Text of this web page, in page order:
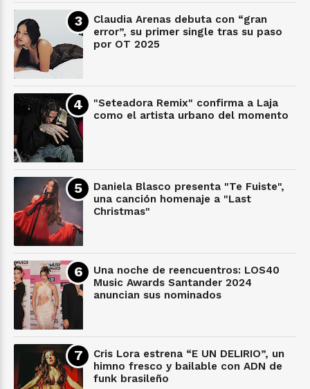
Claudia Arenas debuta con “gran
error”, su primer single tras su paso
por OT 2025
"Seteadora Remix" confirma a Laja
como el artista urbano del momento
Daniela Blasco presenta "Te Fuiste",
una canción homenaje a "Last
Christmas"
Una noche de reencuentros: LOS40
Music Awards Santander 2024
anuncian sus nominados
Cris Lora estrena “E UN DELIRIO”, un
himno fresco y bailable con ADN de
funk brasileño